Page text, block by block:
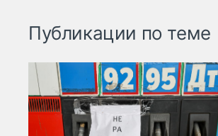
Публикации по теме